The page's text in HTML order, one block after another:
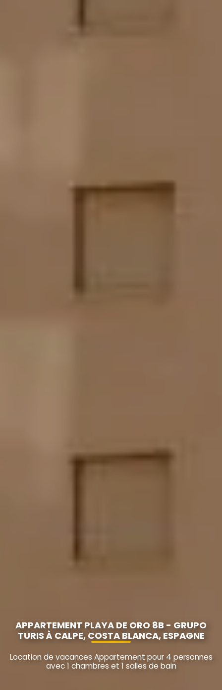
APPARTEMENT PLAYA DE ORO 8B - GRUPO
TURIS À CALPE, COSTA BLANCA, ESPAGNE
Location de vacances Appartement pour 4 personnes
avec 1 chambres et 1 salles de bain